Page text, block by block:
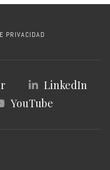
PRIVACIDAD
LinkedIn
YouTube